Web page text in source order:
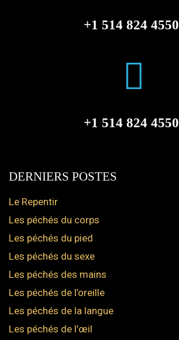
+1 514 824 4550
+1 514 824 4550
DERNIERS POSTES
Le Repentir
Les péchés du corps
Les péchés du pied
Les péchés du sexe
Les péchés des mains
Les péchés de l’oreille
Les péchés de la langue
Les péchés de l’œil